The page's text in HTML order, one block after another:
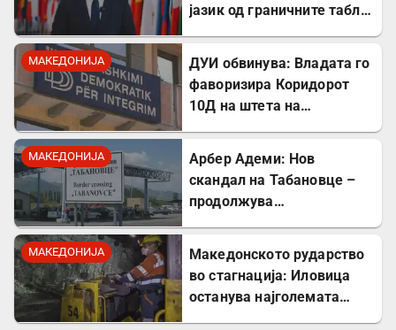
јазик од граничните табли,
МАКЕДОНИЈА
ДУИ обвинува: Владата го
фаворизира Коридорот
10Д на штета на
МАКЕДОНИЈА
Арбер Адеми: Нов
скандал на Табановце –
продолжува
МАКЕДОНИЈА
Македонското рударство
во стагнација: Иловица
останува најголемата